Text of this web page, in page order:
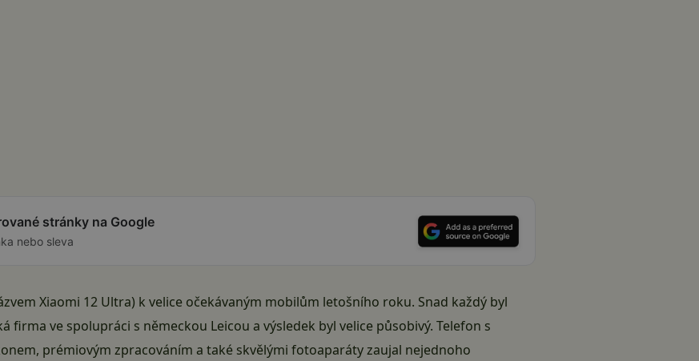
stránky na Google
nebo sleva
Xiaomi 12 Ultra) k velice očekávaným mobilům letošního roku. Snad každý byl
firma ve spolupráci s německou Leicou a výsledek byl velice působivý. Telefon s
prémiovým zpracováním a také skvělými fotoaparáty zaujal nejednoho